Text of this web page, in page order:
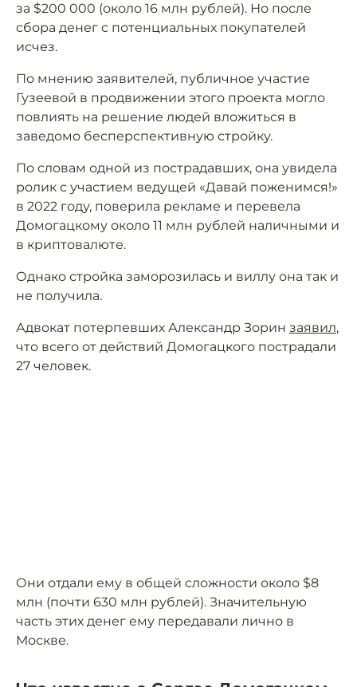
за $200 000 (около 16 млн рублей). Но после
сбора денег с потенциальных покупателей
исчез.
По мнению заявителей, публичное участие
Гузеевой в продвижении этого проекта могло
повлиять на решение людей вложиться в
заведомо бесперспективную стройку.
По словам одной из пострадавших, она увидела
ролик с участием ведущей «Давай поженимся!»
в 2022 году, поверила рекламе и перевела
Домогацкому около 11 млн рублей наличными и
в криптовалюте.
Однако стройка заморозилась и виллу она так и
не получила.
Адвокат потерпевших Александр Зорин заявил,
что всего от действий Домогацкого пострадали
27 человек.
Они отдали ему в общей сложности около $8
млн (почти 630 млн рублей). Значительную
часть этих денег ему передавали лично в
Москве.